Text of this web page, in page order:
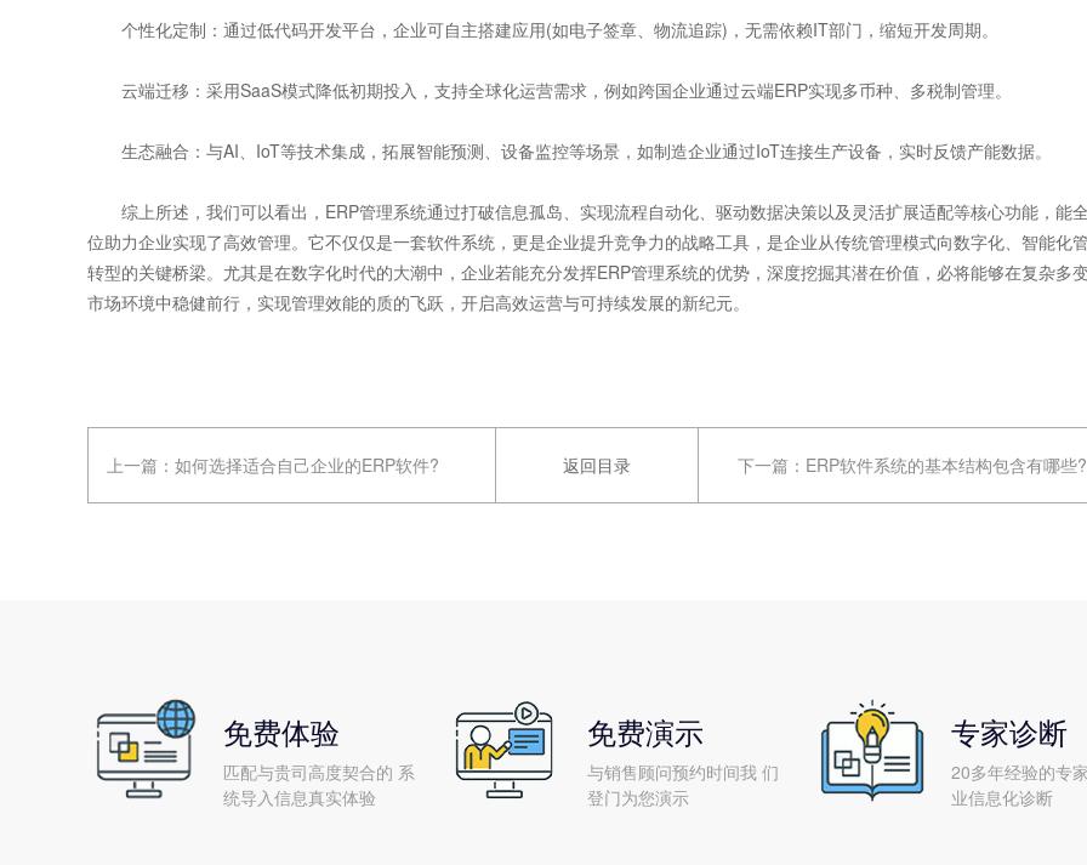
个性化定制：通过低代码开发平台，企业可自主搭建应用(如电子签章、物流追踪)，无需依赖IT部门，缩短开发周期。
云端迁移：采用SaaS模式降低初期投入，支持全球化运营需求，例如跨国企业通过云端ERP实现多币种、多税制管理。
生态融合：与AI、IoT等技术集成，拓展智能预测、设备监控等场景，如制造企业通过IoT连接生产设备，实时反馈产能数据。
综上所述，我们可以看出，ERP管理系统通过打破信息孤岛、实现流程自动化、驱动数据决策以及灵活扩展适配等核心功能，能
位助力企业实现了高效管理。它不仅仅是一套软件系统，更是企业提升竞争力的战略工具，是企业从传统管理模式向数字化、智能化
转型的关键桥梁。尤其是在数字化时代的大潮中，企业若能充分发挥ERP管理系统的优势，深度挖掘其潜在价值，必将能够在复杂多
市场环境中稳健前行，实现管理效能的质的飞跃，开启高效运营与可持续发展的新纪元。
上一篇： 如何选择适合自己企业的ERP软件? 返回目录 下一篇： ERP软件系统的基本结构包含有哪些?
免费体验
匹配与贵司高度契合的 系
统导入信息真实体验
免费演示
与销售顾问预约时间我 们
登门为您演示
专家诊断
20多年经验的专
业信息化诊断